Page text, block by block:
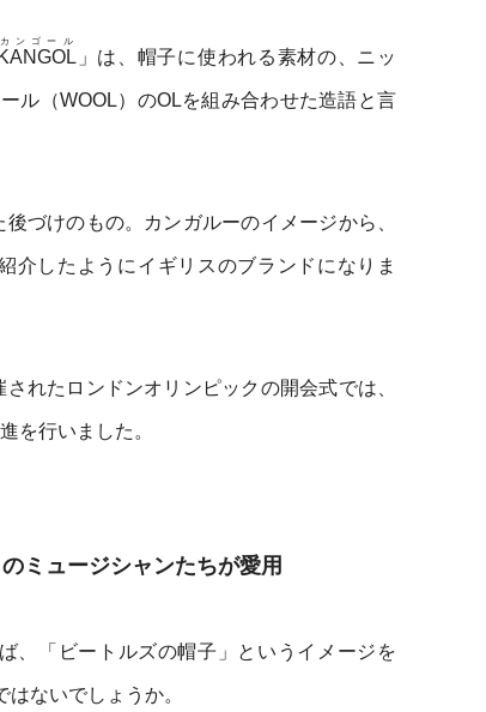
KANGOL
カンゴール
」は、帽子に使われる素材の、ニッ
ル（WOOL）のOLを組み合わせた造語と言
づけのもの。カンガルーのイメージから、
介したようにイギリスのブランドになりま
れたロンドンオリンピックの開会式では、
を行いました。
ミュージシャンたちが愛用
、「ビートルズの帽子」というイメージを
ないでしょうか。